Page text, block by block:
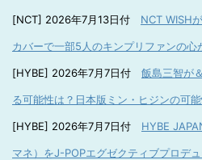
[NCT] 2026年7月13日付 NCT WISH
カバーで一部5人のキンプリファンの心
[HYBE] 2026年7月7日付 飯島三智が
る可能性は？日本版ミン・ヒジンの可
[HYBE] 2026年7月7日付 HYBE
マネ）をJ-POPエグゼクティブプロデ